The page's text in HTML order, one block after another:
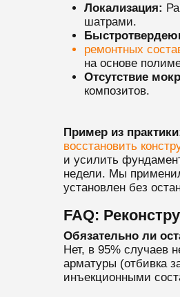
Локализация:
шатрами.
ремонтных
на основе
Отсутствие
композитов.
Пример из
восстановить
и усилить
недели. Мы
установлен без
FAQ:
Обязательно ли
Нет, в 95% случаев
арматуры (отбивка
инъекционными